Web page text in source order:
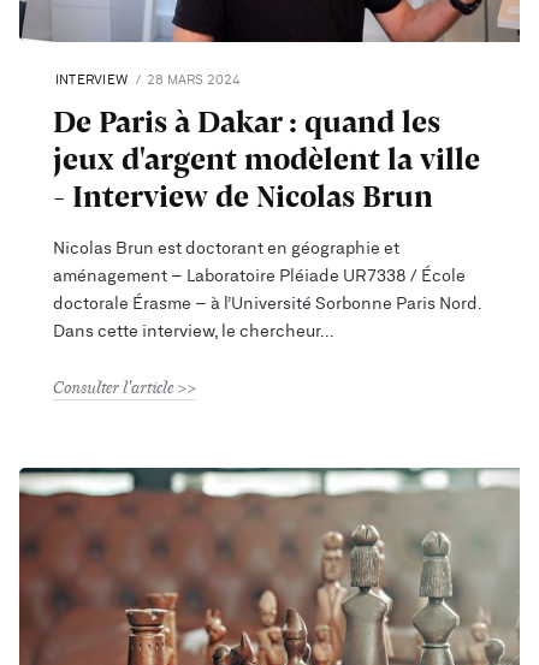
INTERVIEW 28 MARS 2024
De Paris à Dakar : quand les
jeux d'argent modèlent la ville
- Interview de Nicolas Brun
Nicolas Brun est doctorant en géographie et
aménagement – Laboratoire Pléiade UR7338 / École
doctorale Érasme – à l’Université Sorbonne Paris Nord.
Dans cette interview, le chercheur
Consulter l'article